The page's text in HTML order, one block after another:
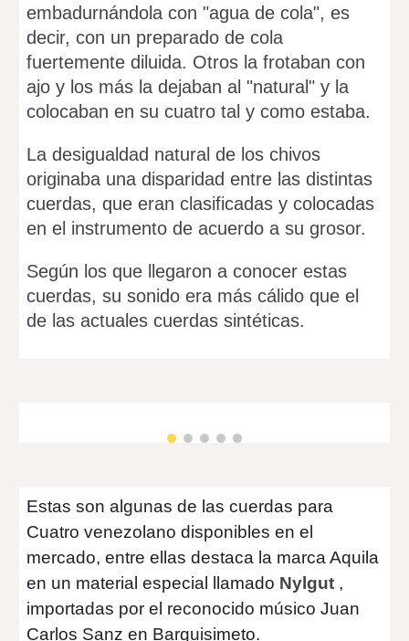
embadurnándola con "agua de cola", es
decir, con un preparado de cola
fuertemente diluida. Otros la frotaban con
ajo y los más la dejaban al "natural" y la
colocaban en su cuatro tal y como estaba.
La desigualdad natural de los chivos
originaba una disparidad entre las distintas
cuerdas, que eran clasificadas y colocadas
en el instrumento de acuerdo a su grosor.
Según los que llegaron a conocer estas
cuerdas, su sonido era más cálido que el
de las actuales cuerdas sintéticas.
Estas son algunas de las cuerdas para
Cuatro venezolano disponibles en el
mercado, entre ellas destaca la marca Aquila
en un material especial llamado Nylgut ,
importadas por el reconocido músico Juan
Carlos Sanz en Barquisimeto.